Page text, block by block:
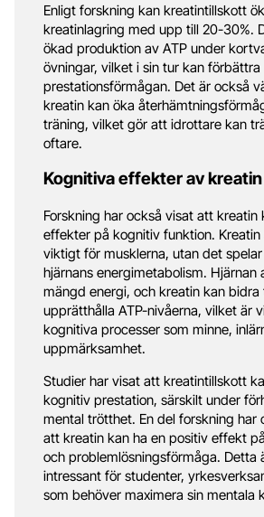
Enligt forskning kan kreatintillskott
kreatinlagring med upp till 20-30%.
ökad produktion av ATP under
övningar, vilket i sin tur kan förbättra
prestationsförmågan. Det är också
kreatin kan öka
träning, vilket gör att idrottare kan
oftare.
Kognitiva effekter av kreatin
Forskning har också visat att kreatin
effekter på kognitiv funktion. Kreatin
viktigt för musklerna, utan det
hjärnans energimetabolism. Hjärnan
mängd energi, och kreatin kan bidra
upprätthålla ATP-nivåerna, vilket är
kognitiva processer som minne,
uppmärksamhet.
Studier har visat att kreatintillskott
kognitiv prestation, särskilt under
mental trötthet. En del forskning har
att kreatin kan ha en positiv effekt
och problemlösningsförmåga. Detta
intressant för studenter,
som behöver maximera sin mentala